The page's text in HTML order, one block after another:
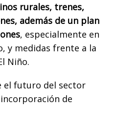
rurales, trenes,
además de un plan
, especialmente en
y medidas frente a la
Niño.
el futuro del sector
de